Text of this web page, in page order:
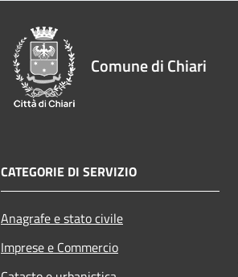
Comune di Chiari
CATEGORIE DI SERVIZIO
Anagrafe e stato civile
Imprese e Commercio